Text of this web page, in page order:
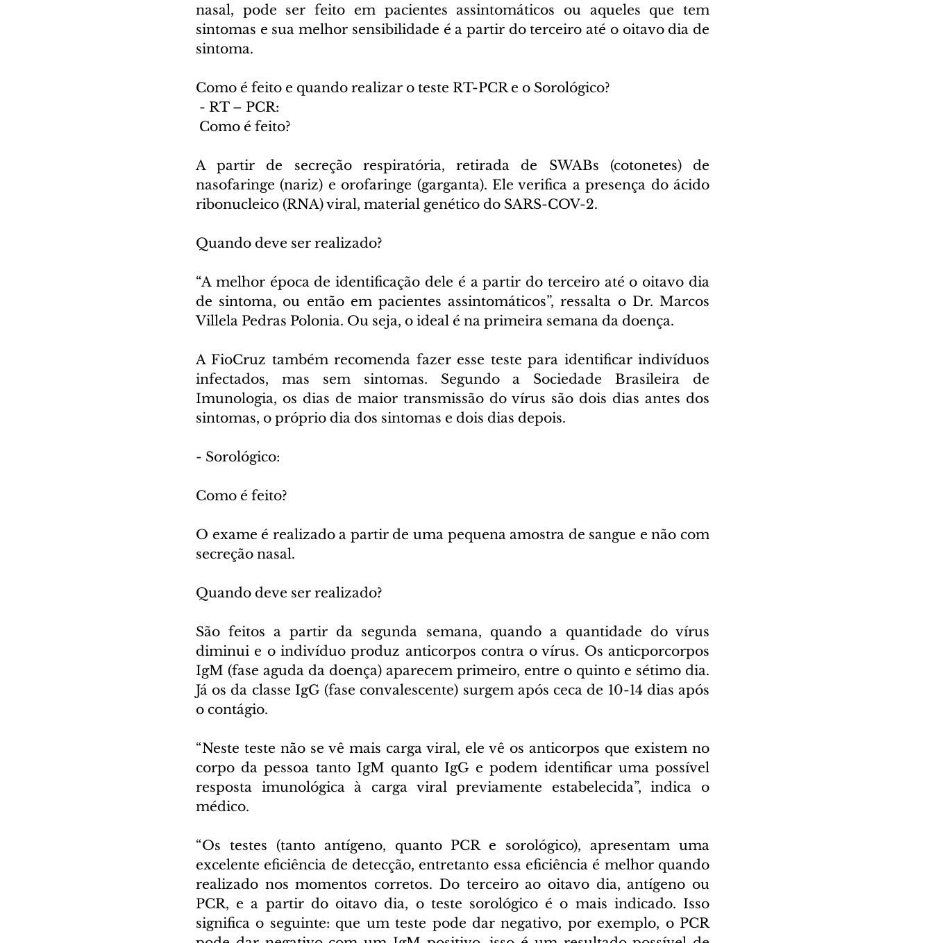
nasal, pode ser feito em pacientes assintomáticos ou aqueles que tem
sintomas e sua melhor sensibilidade é a partir do terceiro até o oitavo dia de
sintoma.
Como é feito e quando realizar o teste RT-PCR e o Sorológico?
- RT – PCR:
Como é feito?
A partir de secreção respiratória, retirada de SWABs (cotonetes) de
nasofaringe (nariz) e orofaringe (garganta). Ele verifica a presença do ácido
ribonucleico (RNA) viral, material genético do SARS-COV-2.
Quando deve ser realizado?
“A melhor época de identificação dele é a partir do terceiro até o oitavo dia
de sintoma, ou então em pacientes assintomáticos”, ressalta o Dr. Marcos
Villela Pedras Polonia. Ou seja, o ideal é na primeira semana da doença.
A FioCruz também recomenda fazer esse teste para identificar indivíduos
infectados, mas sem sintomas. Segundo a Sociedade Brasileira de
Imunologia, os dias de maior transmissão do vírus são dois dias antes dos
sintomas, o próprio dia dos sintomas e dois dias depois.
- Sorológico:
Como é feito?
O exame é realizado a partir de uma pequena amostra de sangue e não com
secreção nasal.
Quando deve ser realizado?
São feitos a partir da segunda semana, quando a quantidade do vírus
diminui e o indivíduo produz anticorpos contra o vírus. Os anticporcorpos
IgM (fase aguda da doença) aparecem primeiro, entre o quinto e sétimo dia.
Já os da classe IgG (fase convalescente) surgem após ceca de 10-14 dias após
o contágio.
“Neste teste não se vê mais carga viral, ele vê os anticorpos que existem no
corpo da pessoa tanto IgM quanto IgG e podem identificar uma possível
resposta imunológica à carga viral previamente estabelecida”, indica o
médico.
“Os testes (tanto antígeno, quanto PCR e sorológico), apresentam uma
excelente eficiência de detecção, entretanto essa eficiência é melhor quando
realizado nos momentos corretos. Do terceiro ao oitavo dia, antígeno ou
PCR, e a partir do oitavo dia, o teste sorológico é o mais indicado. Isso
significa o seguinte: que um teste pode dar negativo, por exemplo, o PCR